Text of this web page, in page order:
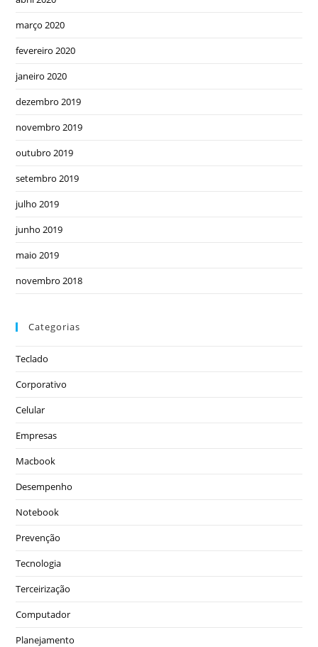
março 2020
fevereiro 2020
janeiro 2020
dezembro 2019
novembro 2019
outubro 2019
setembro 2019
julho 2019
junho 2019
maio 2019
novembro 2018
Categorias
Teclado
Corporativo
Celular
Empresas
Macbook
Desempenho
Notebook
Prevenção
Tecnologia
Terceirização
Computador
Planejamento